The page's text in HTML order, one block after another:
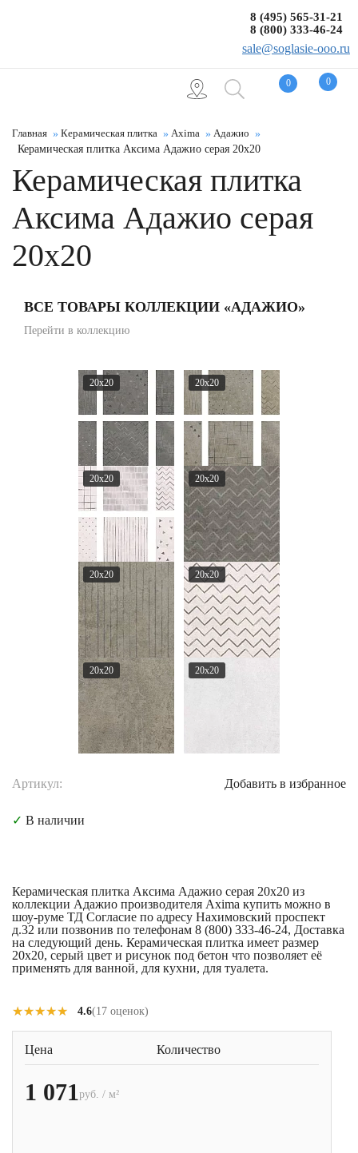
0 0
8 (495) 565-31-21
8 (800) 333-46-24
sale@soglasie-ooo.ru
Главная Керамическая плитка Axima
Адажио
Керамическая плитка Аксима Адажио серая 20x20
Керамическая плитка
Аксима Адажио серая
20x20
ВСЕ ТОВАРЫ КОЛЛЕКЦИИ «АДАЖИО»
Перейти в коллекцию
20x20 20x20
20x20 20x20
20x20 20x20
20x20 20x20
Артикул: Добавить в избранное
✓ В наличии
Керамическая плитка Аксима Адажио серая 20x20 из
коллекции Адажио производителя Axima купить можно в
шоу-руме ТД Согласие по адресу Нахимовский проспект
д.32 или позвонив по телефонам 8 (800) 333-46-24, Доставка
на следующий день. Керамическая плитка имеет размер
20x20, серый цвет и рисунок под бетон что позволяет её
применять для ванной, для кухни, для туалета.
★★★★★
★★★★★ 4.6(17 оценок)
Цена Количество
1 071руб. / м²